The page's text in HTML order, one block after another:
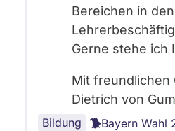
Bereichen in
Gerne stehe ich
Mit freundlichen
Dietrich von
Bildung Bayern Wahl